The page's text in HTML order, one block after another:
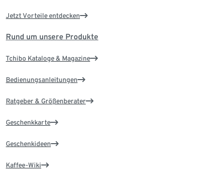
Jetzt Vorteile entdecken
Rund um unsere Produkte
Tchibo Kataloge & Magazine
Bedienungsanleitungen
Ratgeber & Größenberater
Geschenkkarte
Geschenkideen
Kaffee-Wiki